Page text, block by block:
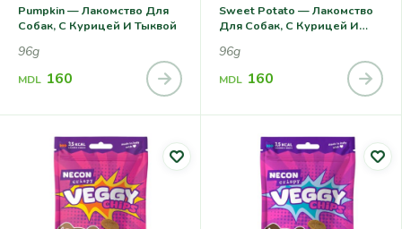
Pumpkin — Лакомство Для
Собак, С Курицей И Тыквой
96g
MDL 160
Sweet Potato — Лакомство
Для Собак, С Курицей И
96g
MDL 160